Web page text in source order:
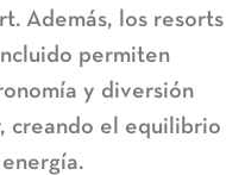
Además, los resorts
permiten
y diversión
creando el equilibrio